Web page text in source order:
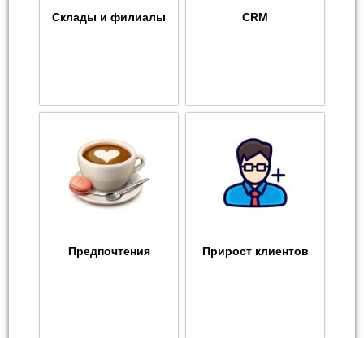
Склады и филиалы CRM
Предпочтения Прирост клиентов